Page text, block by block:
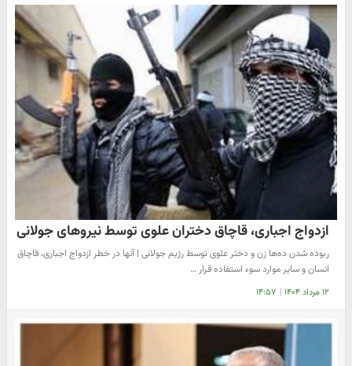
ازدواج اجباری، قاچاق دختران علوی توسط نیروهای جولانی
ربوده شدن ده‌ها زن و دختر علوی توسط رژیم جولانی | آنها در خطر ازدواج اجباری، قاچاق
انسان و سایر موارد سوء استفاده قرار …
۱۲ مرداد ۱۴۰۴ | ۱۴:۵۷